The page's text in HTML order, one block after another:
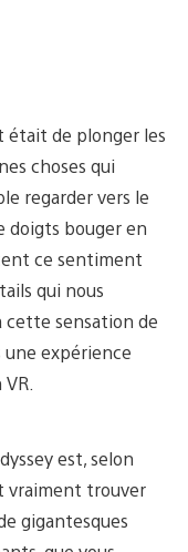
était de plonger les
choses qui
regarder vers le
doigts bouger en
ce sentiment
qui nous
sensation de
expérience
est, selon
vraiment trouver
gigantesques